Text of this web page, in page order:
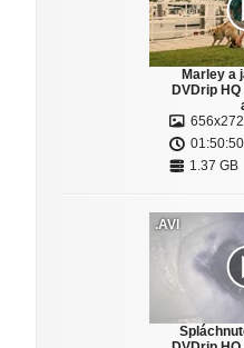
Marley a
DVDrip
656x272
01:50:50
1.37 GB
.AVI